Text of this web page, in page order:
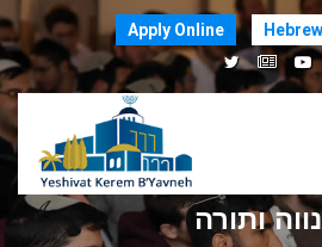
Apply Online
ותורה